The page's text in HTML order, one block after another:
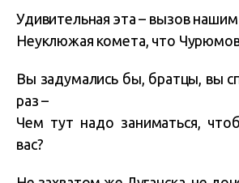
Удивительная эта – вызов
Неуклюжая комета, что
Вы задумались бы, братцы, вы
раз –
Чем тут надо заниматься,
вас?